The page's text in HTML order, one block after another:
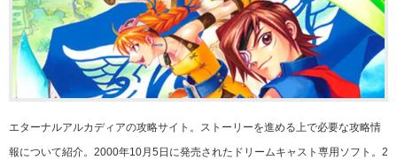
エターナルアルカディアの攻略サイト。ストーリーを進める上で必要な攻略情
報について紹介。2000年10月5日に発売されたドリームキャスト専用ソフト。2